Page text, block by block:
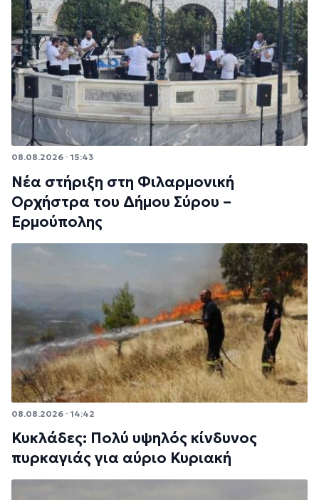
08.08.2026 · 15:43
Νέα στήριξη στη Φιλαρμονική
Ορχήστρα του Δήμου Σύρου –
Ερμούπολης
08.08.2026 · 14:42
Κυκλάδες: Πολύ υψηλός κίνδυνος
πυρκαγιάς για αύριο Κυριακή